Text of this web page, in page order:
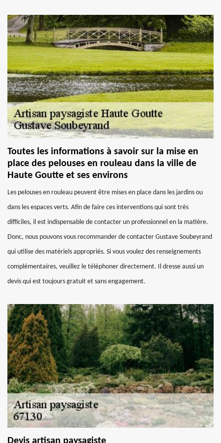
Toutes les informations à savoir sur la mise en
place des pelouses en rouleau dans la ville de
Haute Goutte et ses environs
Les pelouses en rouleau peuvent être mises en place dans les jardins ou
dans les espaces verts. Afin de faire ces interventions qui sont très
difficiles, il est indispensable de contacter un professionnel en la matière.
Donc, nous pouvons vous recommander de contacter Gustave Soubeyrand
qui utilise des matériels appropriés. Si vous voulez des renseignements
complémentaires, veuillez le téléphoner directement. Il dresse aussi un
devis qui est toujours gratuit et sans engagement.
Devis artisan paysagiste